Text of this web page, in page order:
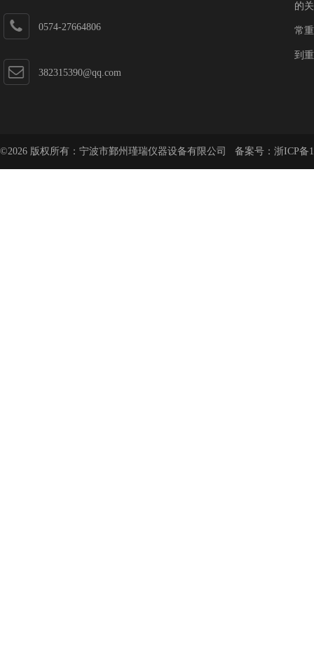
0574-27664806
382315390@qq.com
的
常
到
©2026 版权所有：宁波市鄞州瑾瑞仪器设备有限公司 备案号： 浙ICP备